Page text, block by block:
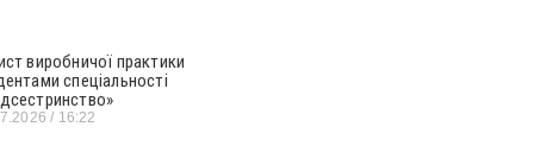
виробничої практики
спеціальності
16:22